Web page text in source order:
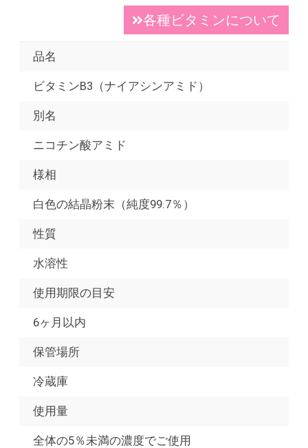
各種ビタミンについて
品名
ビタミンB3（ナイアシンアミド）
別名
ニコチン酸アミド
様相
白色の結晶粉末（純度99.7％）
性質
水溶性
使用期限の目安
6ヶ月以内
保管場所
冷蔵庫
使用量
全体の5％未満の濃度でご使用